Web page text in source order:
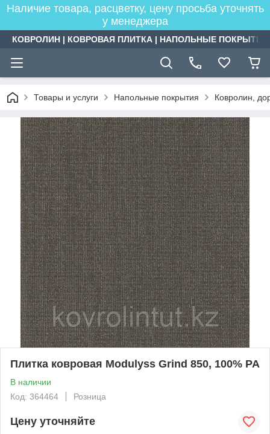
Наличие товара, расцветку, цену просьба уточнять
у менеджера
КОВРОЛИН | КОВРОВАЯ ПЛИТКА | НАПОЛЬНЫЕ
Товары и услуги Напольные покрытия Ковролин,
Плитка ковровая Modulyss Grind 850, 100% PA
В наличии
Код: 364464
Розница
Цену уточняйте